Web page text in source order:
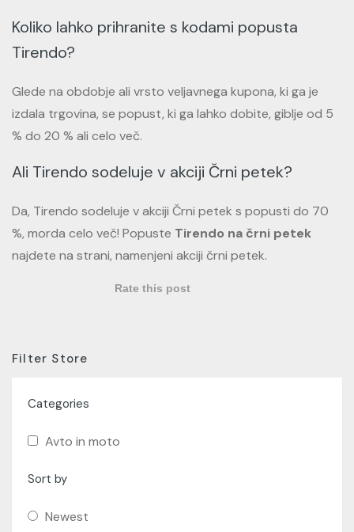
Koliko lahko prihranite s kodami popusta
Tirendo?
Glede na obdobje ali vrsto veljavnega kupona, ki ga je
izdala trgovina, se popust, ki ga lahko dobite, giblje od 5
% do 20 % ali celo več.
Ali Tirendo sodeluje v akciji Črni petek?
Da, Tirendo sodeluje v akciji Črni petek s popusti do 70
%, morda celo več! Popuste Tirendo na črni petek
najdete na strani, namenjeni akciji črni petek.
Rate this post
Filter Store
Categories
Avto in moto
Sort by
Newest